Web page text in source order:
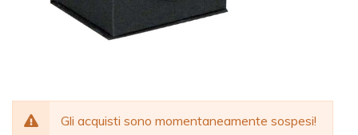
Gli acquisti sono momentaneamente sospesi!